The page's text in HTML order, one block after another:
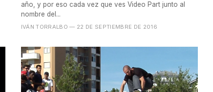
año, y por eso cada vez que ves Video Part junto al
nombre del...
IVÁN TORRALBO — 22 DE SEPTIEMBRE DE 2016